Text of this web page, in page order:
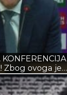
Zbog ovoga je…